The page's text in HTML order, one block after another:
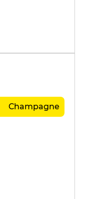
Champagne